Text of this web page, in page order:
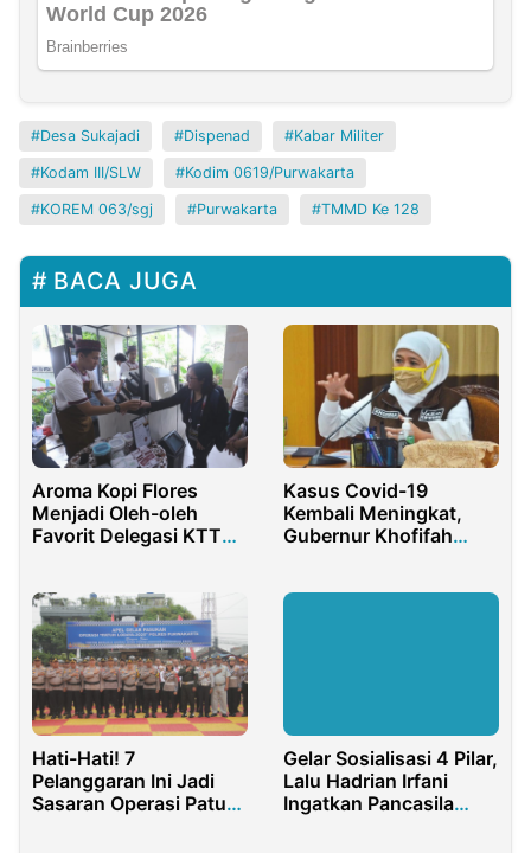
Desa Sukajadi Dispenad Kabar Militer
Kodam III/SLW Kodim 0619/Purwakarta
KOREM 063/sgj Purwakarta TMMD Ke 128
BACA JUGA
Aroma Kopi Flores
Menjadi Oleh-oleh
Favorit Delegasi KTT
Kasus Covid-19
Kembali Meningkat,
Gubernur Khofifah
Hati-Hati! 7
Pelanggaran Ini Jadi
Sasaran Operasi Patuh
Gelar Sosialisasi 4 Pilar,
Lalu Hadrian Irfani
Ingatkan Pancasila